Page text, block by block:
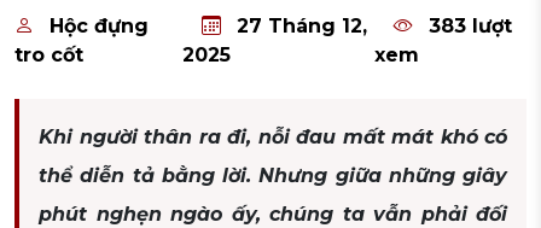
Hộc đựng
tro cốt
27 Tháng 12,
2025
383 lượt
xem
Khi người thân ra đi, nỗi đau mất mát khó có
thể diễn tả bằng lời. Nhưng giữa những giây
phút nghẹn ngào ấy, chúng ta vẫn phải đối